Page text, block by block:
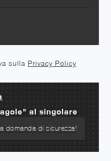
sulla Privacy Policy
al singolare